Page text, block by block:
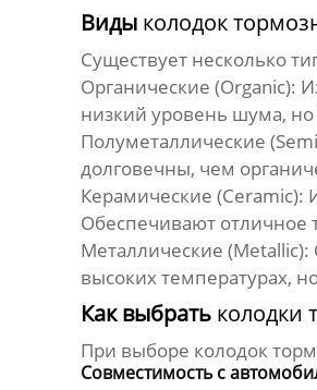
Виды колодок
Существует несколько
Органические (Organic):
низкий уровень шума, но
Полуметаллические
долговечны, чем
Керамические (Ceramic):
Обеспечивают отличное
Металлические (Metallic):
высоких температурах,
Как выбрать колодки
При выборе колодок
Совместимость с